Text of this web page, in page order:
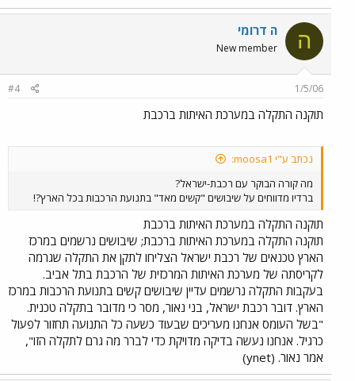
ה ה דרומי
New member
1/5/06
#4
תוקנה התקלה במערכת האיתות ברכבת
נכתב ע"י moosa1:
מה קורה הבוקר עם רכבת-ישראל?
ברדיו מדווחים על שיבושים "קשים מאד" בתנועת הרכבות בכל הארץ?!
תוקנה התקלה במערכת האיתות ברכבת
תוקנה התקלה במערכת האיתות ברכבת; שיבושים נרשמים במרכז
הארץ טכנאים של רכבת ישראל הצליחו לתקן את התקלה שגרמה
לקריסתה של מערכת האיתות המרכזית של הרכבת בתל אביב.
בעקבות התקלה נרשמים עדיין שיבושים קשים בתנועת הרכבות במרכז
הארץ. דובר רכבת ישראל, בני נאור, מסר כי מדובר בתקלה טכנית.
"בשל העומס אנחנו מעריכים שבעוד כשעה כל התנועה תחזור לפעול
כרגיל. אנחנו נעשה בדיקה מדויקת כדי לברר מה גרם לתקלה הזו",
אמר נאור. (ynet)